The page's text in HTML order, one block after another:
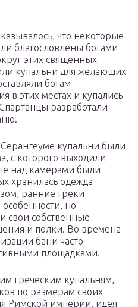
что некоторые
благословлены богами
этих священных
купальни для желающих
богам
в этих местах и купались
разработали
купальни были
с которого выходили
над камерами были
хранилась одежда
ранние греки
но
свои собственные
и полки. Во времена
бани часто
площадками.
греческим купальням,
по размерам своих
Римской империи, идея